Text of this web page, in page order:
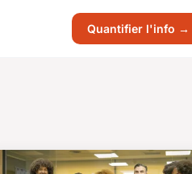
Quantifier l'info →